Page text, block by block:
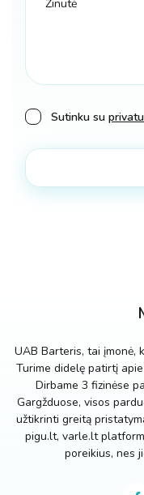
Sutinku su
UAB Barteris, tai įmonė,
Turime didelę patirtį
Dirbame 3 fizinėse
Gargžduose, visos
užtikrinti greitą
pigu.lt, varle.lt
poreikius, nes